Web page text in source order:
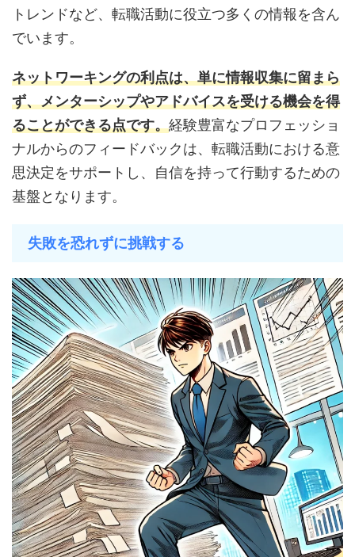
トレンドなど、転職活動に役立つ多くの情報を含ん
でいます。
ネットワーキングの利点は、単に情報収集に留まら
ず、メンターシップやアドバイスを受ける機会を得
ることができる点です。経験豊富なプロフェッショ
ナルからのフィードバックは、転職活動における意
思決定をサポートし、自信を持って行動するための
基盤となります。
失敗を恐れずに挑戦する